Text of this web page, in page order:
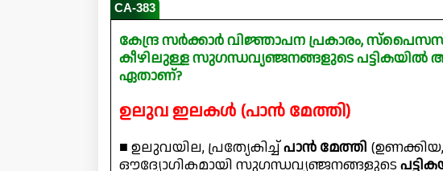
CA-383
കേന്ദ്ര സർക്കാർ വിജ്ഞാപന പ്രകാരം,
കീഴിലുള്ള സുഗന്ധവ്യഞ്ജനങ്ങളുടെ പട്ടികയിൽ
ഏതാണ്?
ഉലുവ ഇലകൾ (പാൻ മേത്തി)
■ ഉലുവയില, പ്രത്യേകിച്ച്പാൻ മേത്തി
ഔദ്യോഗികമായി സുഗന്ധവ്യഞ്ജനങ്ങളുടെ